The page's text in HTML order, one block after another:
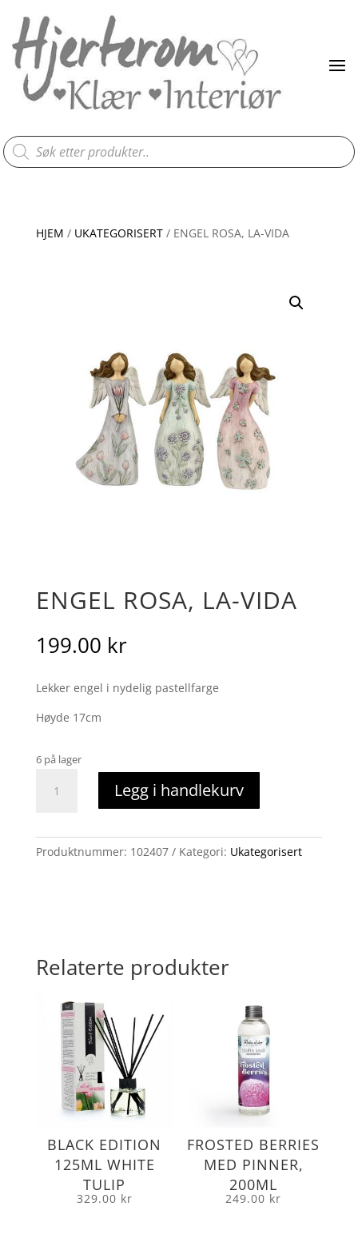
Products
search
HJEM / UKATEGORISERT/ ENGEL ROSA, LA-VIDA
ENGEL ROSA, LA-VIDA
199.00 kr
Lekker engel i nydelig pastellfarge
Høyde 17cm
6 på lager
rosa,
antall
Legg i handlekurv
Produktnummer: 102407 Kategori: Ukategorisert
Relaterte produkter
BLACK EDITION
125ML WHITE
TULIP
329.00 kr
FROSTED BERRIES
MED PINNER,
200ML
249.00 kr